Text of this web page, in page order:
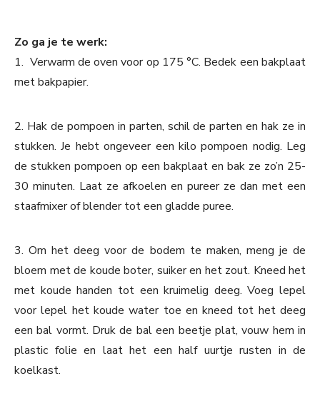
Zo ga je te werk:
1. Verwarm de oven voor op 175 °C. Bedek een bakplaat
met bakpapier.
2. Hak de pompoen in parten, schil de parten en hak ze in
stukken. Je hebt ongeveer een kilo pompoen nodig. Leg
de stukken pompoen op een bakplaat en bak ze zo’n 25-
30 minuten. Laat ze afkoelen en pureer ze dan met een
staafmixer of blender tot een gladde puree.
3. Om het deeg voor de bodem te maken, meng je de
bloem met de koude boter, suiker en het zout. Kneed het
met koude handen tot een kruimelig deeg. Voeg lepel
voor lepel het koude water toe en kneed tot het deeg
een bal vormt. Druk de bal een beetje plat, vouw hem in
plastic folie en laat het een half uurtje rusten in de
koelkast.